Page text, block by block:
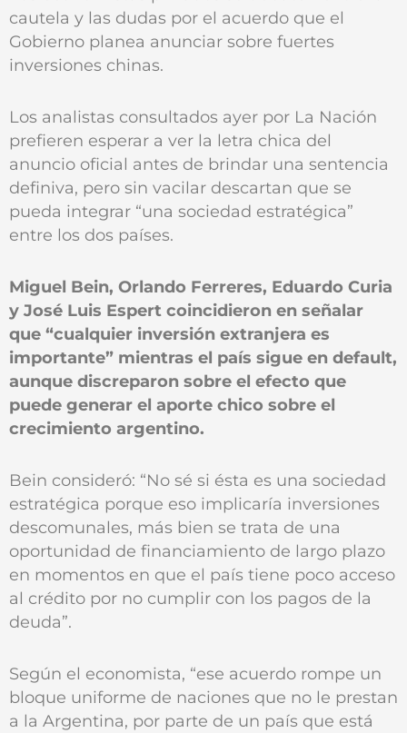
cautela y las dudas por el acuerdo que el
Gobierno planea anunciar sobre fuertes
inversiones chinas.
Los analistas consultados ayer por La Nación
prefieren esperar a ver la letra chica del
anuncio oficial antes de brindar una sentencia
definiva, pero sin vacilar descartan que se
pueda integrar “una sociedad estratégica”
entre los dos países.
Miguel Bein, Orlando Ferreres, Eduardo Curia
y José Luis Espert coincidieron en señalar
que “cualquier inversión extranjera es
importante” mientras el país sigue en default,
aunque discreparon sobre el efecto que
puede generar el aporte chico sobre el
crecimiento argentino.
Bein consideró: “No sé si ésta es una sociedad
estratégica porque eso implicaría inversiones
descomunales, más bien se trata de una
oportunidad de financiamiento de largo plazo
en momentos en que el país tiene poco acceso
al crédito por no cumplir con los pagos de la
deuda”.
Según el economista, “ese acuerdo rompe un
bloque uniforme de naciones que no le prestan
a la Argentina, por parte de un país que está